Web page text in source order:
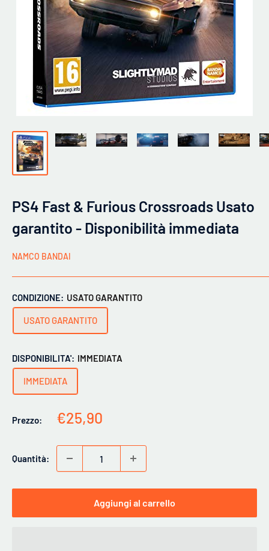
PS4 Fast & Furious Crossroads Usato
garantito - Disponibilità immediata
NAMCO BANDAI
CONDIZIONE: USATO GARANTITO
USATO GARANTITO
DISPONIBILITA': IMMEDIATA
IMMEDIATA
Prezzo:
Prezzo
€25,90
Quantità:
Aggiungi al carrello